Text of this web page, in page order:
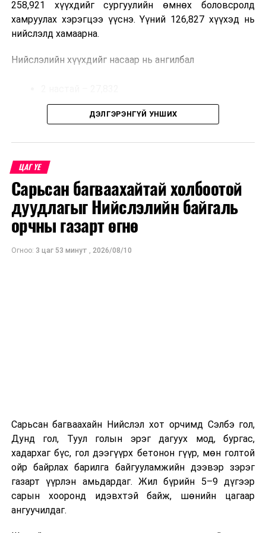
авахад зөвшөөрлийн саад бэрхшээл учруулахгүй
байхыг холбогдох албаныханд үүрэг болгов.
байна. Тус бүр нь 14,000 м³ нэрлэсэн багтаамжтай, 36
метрийн диаметр, 14.5 метрийн өндөртэй долоон
босоо ган сав барихаар төлөвлөсөн. Нийт хөрөнгө
оруулалтын хэмжээ 151.26 тэрбум төгрөг бөгөөд
жилийн 9 хувийн хүүтэй хөнгөлөлттэй зээлийн
хүрээнд арилжааны банкнаас 151.0 тэрбумын
258,921 хүүхдийг сургуулийн өмнөх боловсролд
хамруулах хэрэгцээ үүснэ. Үүний 126,827 хүүхэд нь
нийслэлд хамаарна.
Нийслэлийн хүүхдийг насаар нь ангилбал
3 настай – 31,303
Иргэд хүүхдээ цэцэрлэгт хамруулах үйлчилгээг
авахдаа дараах зүйлсийг анхаарна уу.
Өөрийн болон хүүхдийнхээ хаягийн бүртгэл,
мэдээллийг нягталж, баталгаажуулсан байх
ДЭЛГЭРЭНГҮЙ УНШИХ
ЦАГ ҮЕ
Сарьсан багваахайтай холбоотой
дуудлагыг Нийслэлийн байгаль
орчны газарт өгнө
Огноо: 3 цаг 53 минут , 2026/08/10
Сарьсан багваахайн Нийслэл хот орчимд Сэлбэ гол,
Дунд гол, Туул голын эрэг дагуух мод, бургас,
хадархаг бүс, гол дээгүүрх бетонон гүүр, мөн голтой
ойр байрлах барилга байгууламжийн дээвэр зэрэг
газарт үүрлэн амьдардаг. Жил бүрийн 5–9 дүгээр
сарын хооронд идэвхтэй байж, шөнийн цагаар
ангуучилдаг.